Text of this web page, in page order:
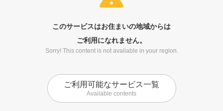
このサービスはお住まいの地域からは
ご利用になれません。
Sorry! This content is not available in your region.
ご利用可能なサービス一覧
Available contents